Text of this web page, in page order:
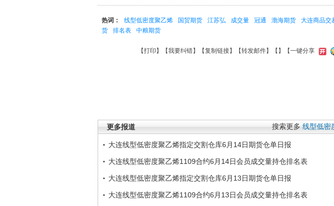
热词： 线型低密度聚乙烯 国贸期货 江苏弘 成交量 冠通 渤海期货 大连商品交
货
排名表 中粮期货
【打印 】【我要纠错】【复制链接】【转发邮件】【 】 【一键分享
搜索更多 线型低密
更多报道
大连线型低密度聚乙烯指定交割仓库6月14日期货仓单日报
大连线型低密度聚乙烯1109合约6月14日会员成交量持仓排名表
大连线型低密度聚乙烯指定交割仓库6月13日期货仓单日报
大连线型低密度聚乙烯1109合约6月13日会员成交量持仓排名表